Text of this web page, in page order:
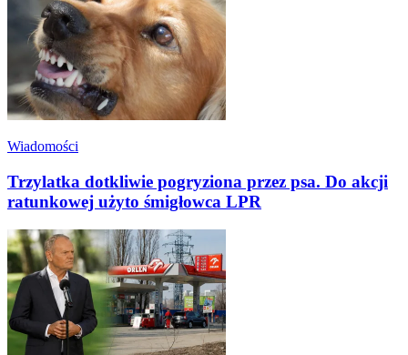
Wiadomości
Trzylatka dotkliwie pogryziona przez psa. Do akcji
ratunkowej użyto śmigłowca LPR